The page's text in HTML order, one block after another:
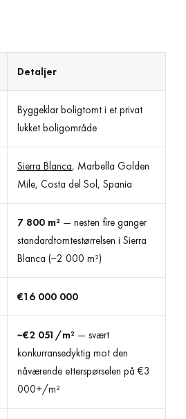
Detaljer
Byggeklar boligtomt i et privat
lukket boligområde
Sierra Blanca, Marbella Golden
Mile, Costa del Sol, Spania
7 800 m² — nesten fire ganger
standardtomtestørrelsen i Sierra
Blanca (~2 000 m²)
€16 000 000
~€2 051/m² — svært
konkurransedyktig mot den
nåværende etterspørselen på €3
000+/m²